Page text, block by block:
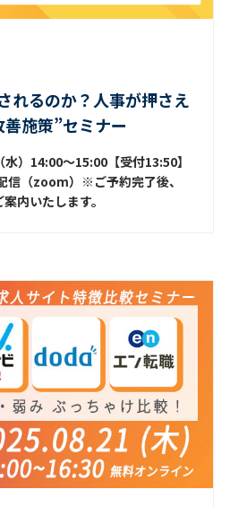
れるのか？人事が押さえ
施策”セミナー
）14:00～15:00【受付13:50】
信（zoom）※ご予約完了後、
内いたします。